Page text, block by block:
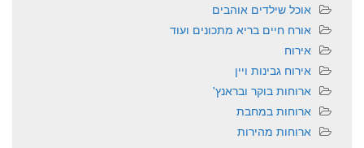
אוכל שילדים אוהבים
אורח חיים בריא מתכונים ועוד
אירוח
אירוח גבינות ויין
ארוחות בוקר ובראנץ'
ארוחות במחבת
ארוחות מהירות